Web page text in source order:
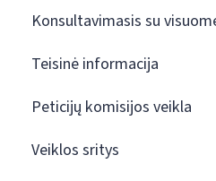
Konsultavimasis su
Teisinė informacija
Peticijų komisijos veikla
Veiklos sritys